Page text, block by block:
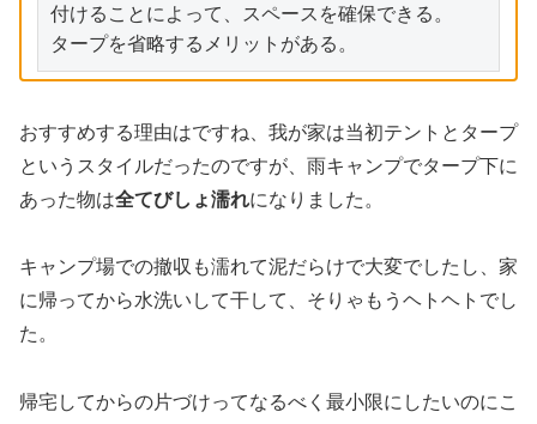
付けることによって、スペースを確保できる。
タープを省略するメリットがある。
おすすめする理由はですね、我が家は当初テントとタープ
というスタイルだったのですが、雨キャンプでタープ下に
あった物は全てびしょ濡れになりました。
キャンプ場での撤収も濡れて泥だらけで大変でしたし、家
に帰ってから水洗いして干して、そりゃもうヘトヘトでし
た。
帰宅してからの片づけってなるべく最小限にしたいのにこ